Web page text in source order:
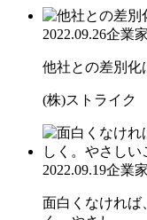
2022.09.26企業
他社との差別化
(株)ストライ
2022.09.19企業
面白くなければ